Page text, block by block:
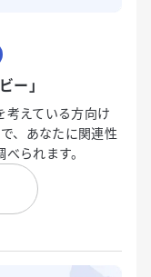
ー」
考えている方向け
、あなたに関連性
られます。